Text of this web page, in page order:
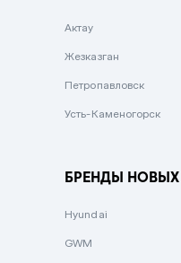
Зеленый
Актау
Жезказган
Петропавловск
Усть-Каменогорск
БРЕНДЫ НОВЫХ
Hyundai
GWM